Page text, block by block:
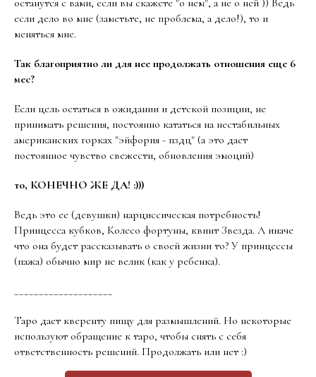
если дело во мне (заметьте, не проблема, а дело!), то и
меняться мне.
Так благоприятно ли для нее продолжать отношения еще 6
мес?
Если цель остаться в ожидании и детской позиции, не
принимать решения, постоянно кататься на нестабильных
американских горках "эйфория - пздц" (а это дает
постоянное чувство свежести, обновления эмоций)
то, КОНЕЧНО ЖЕ ДА! :)))
Ведь это ее (девушки) нарциссическая потребность!
Принцесса кубков, Колесо фортуны, квинт Звезда. А иначе
что она будет рассказывать о своей жизни то? У принцессы
(пажа) обычно мир не велик (как у ребенка).
Таро дает кверенту пищу для размышлений. Но некоторые
используют обращение к таро, чтобы снять с себя
ответственность решений. Продолжать или нет :)